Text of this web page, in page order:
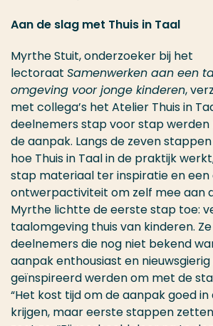
Aan de slag met Thuis in Taal
Myrthe Stuit, onderzoeker bij het
lectoraat Samenwerken aan een
omgeving voor jonge kinderen,
met collega’s het Atelier Thuis in
deelnemers stap voor stap
de aanpak. Langs de zeven
hoe Thuis in Taal in de praktijk
stap materiaal ter inspiratie en
ontwerpactiviteit om zelf mee aan
Myrthe lichtte de eerste stap toe:
taalomgeving thuis van kinderen.
deelnemers die nog niet bekend
aanpak enthousiast en
geïnspireerd werden om met de
“Het kost tijd om de aanpak goed
krijgen, maar eerste stappen